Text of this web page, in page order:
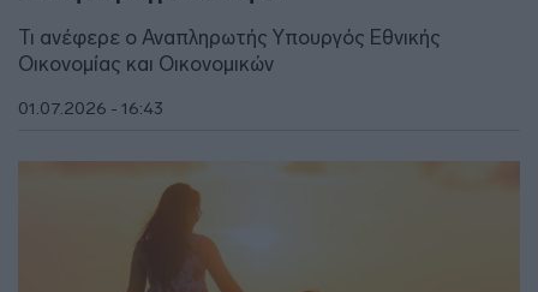
Τι ανέφερε ο Αναπληρωτής Υπουργός Εθνικής
Οικονομίας και Οικονομικών
01.07.2026 - 16:43